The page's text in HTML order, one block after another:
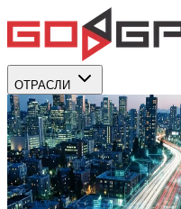
ОТРАСЛИ